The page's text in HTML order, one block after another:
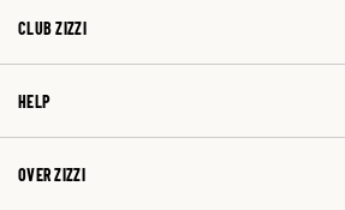
CLUB ZIZZI
HELP
OVER ZIZZI